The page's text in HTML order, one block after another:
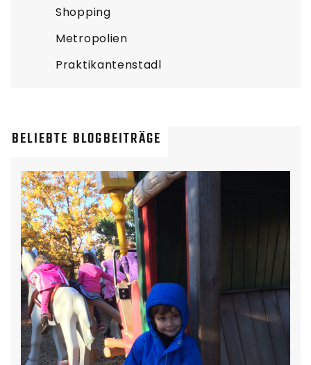
Shopping
Metropolien
Praktikantenstadl
BELIEBTE BLOGBEITRÄGE